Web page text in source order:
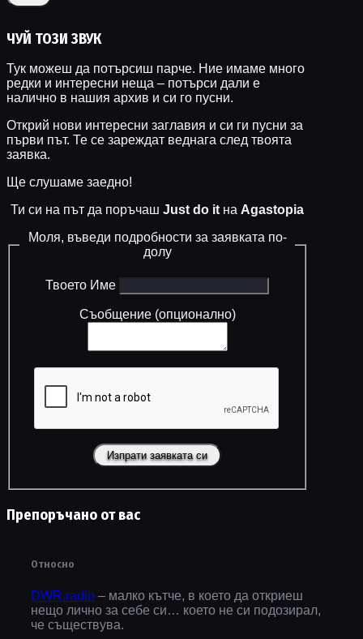
ЧУЙ ТОЗИ ЗВУК
Тук можеш да потърсиш парче. Ние имаме много
редки и интересни неща – потърси дали е
налично в нашия архив и си го пусни.
Открий нови интересни заглавия и си ги пусни за
първи път. Те се зареждат веднага след твоята
заявка.
Ще слушаме заедно!
Ти си на път да поръчаш Just do it на Agastopia
Моля, въведи подробности за заявката по-
долу
Твоето Име
Съобщение (опционално)
Препоръчано от вас
Относно
DWR.radio – малко кътче, в което да откриеш
нещо лично за себе си… което не си подозирал,
че съществува.